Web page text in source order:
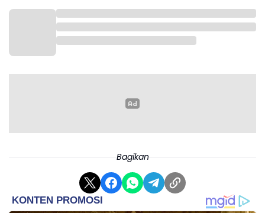
Sebagai antisipasi, petugas di Pospam Suramadu
terus memantau situasi dan mengatur lalu lintas
Bagikan